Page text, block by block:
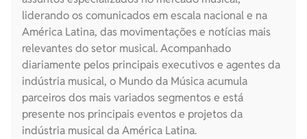
liderando os comunicados em escala nacional e na
América Latina, das movimentações e notícias mais
relevantes do setor musical. Acompanhado
diariamente pelos principais executivos e agentes da
indústria musical, o Mundo da Música acumula
parceiros dos mais variados segmentos e está
presente nos principais eventos e projetos da
indústria musical da América Latina.